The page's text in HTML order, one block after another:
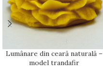
Lumânare din ceară naturală –
model trandafir